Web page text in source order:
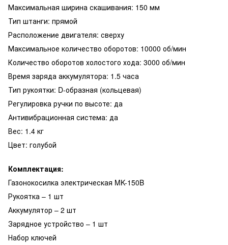
Максимальная ширина скашивания: 150 мм
Тип штанги: прямой
Расположение двигателя: сверху
Максимальное количество оборотов: 10000 об/мин
Количество оборотов холостого хода: 3000 об/мин
Время заряда аккумулятора: 1.5 часа
Тип рукоятки: D-образная (кольцевая)
Регулировка ручки по высоте: да
Антивибрационная система: да
Вес: 1.4 кг
Цвет: голубой
Комплектация:
Газонокосилка электрическая MK-150B
Рукоятка – 1 шт
Аккумулятор – 2 шт
Зарядное устройство – 1 шт
Набор ключей